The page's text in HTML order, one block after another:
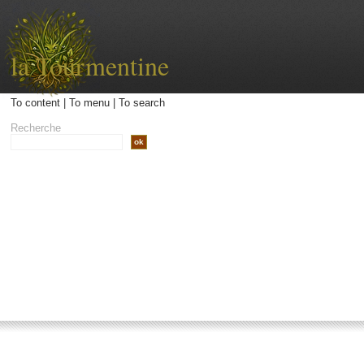
la Tourmentine
To content| To menu| To search
Recherche